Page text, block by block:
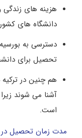
هزینه های
دانشگاه های
دسترسی به
تحصیل برای
هم چنین در
آشنا می شوند
است.
مدت زمان تحصیل در